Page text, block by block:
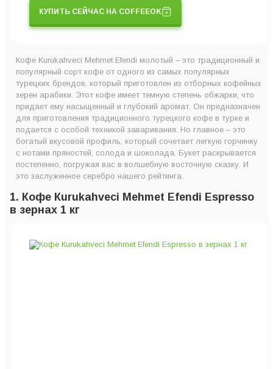
КУПИТЬ СЕЙЧАС НА COFFEEOK
Кофе Kurukahveci Mehmet Efendi молотый – это традиционный и
популярный сорт кофе от одного из самых популярных
турецких брендов, который приготовлен из отборных кофейных
зерен арабики. Этот кофе имеет темную степень обжарки, что
придает ему насыщенный и глубокий аромат. Он предназначен
для приготовления традиционного турецкого кофе в турке и
подается с особой техникой заваривания. Но главное – это
богатый вкусовой профиль, который сочетает легкую горчинку
с нотами пряностей, солода и шоколада. Букет раскрывается
постепенно, погружая вас в волшебную восточную сказку. И
это заслуженное серебро нашего рейтинга.
1. Кофе Кurukahveci Mehmet Efendi Espresso
в зернах 1 кг